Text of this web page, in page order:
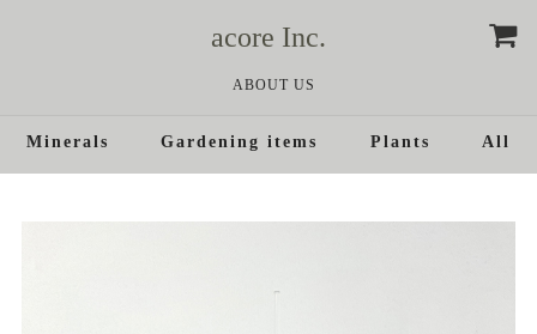
acore Inc.
ABOUT US
Minerals Gardening items Plants All